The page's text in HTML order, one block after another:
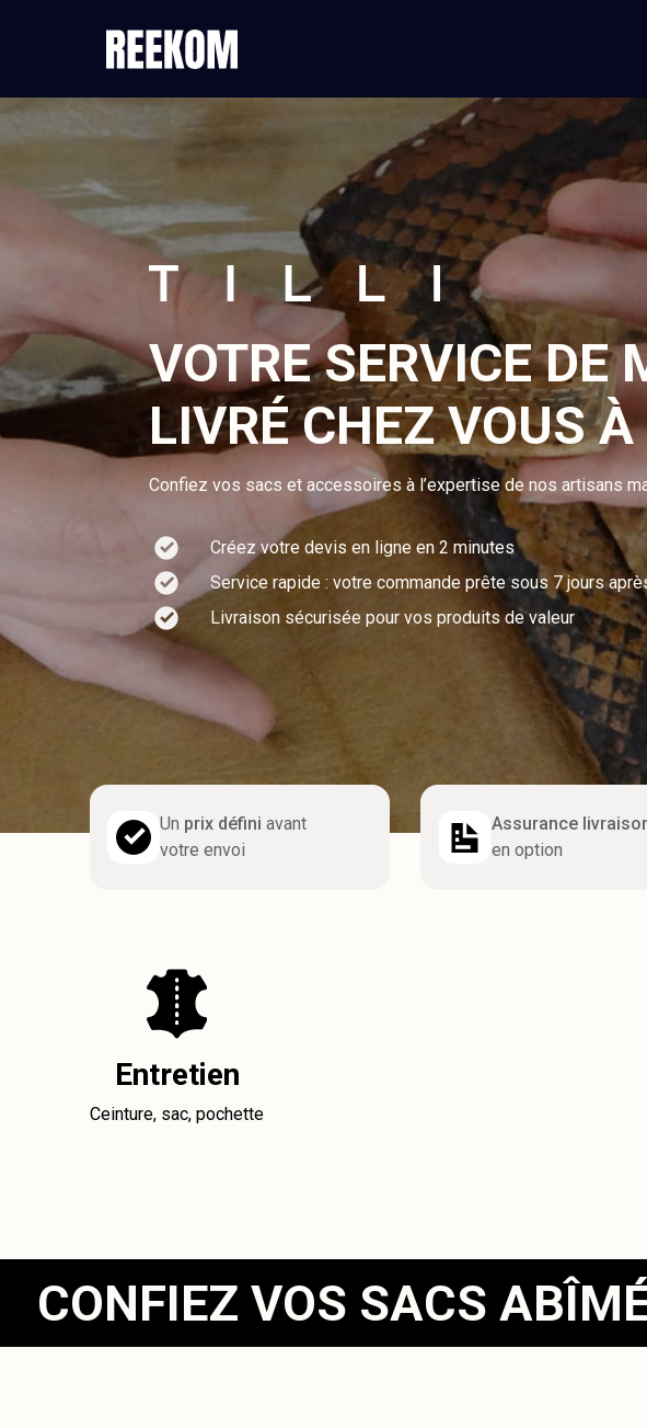
VOTRE SERVICE DE
LIVRÉ CHEZ VOUS
Confiez vos sacs et accessoires à l’expertise de nos artisans
Créez votre devis en ligne en 2 minutes
Service rapide : votre commande prête sous 7 jours
Livraison sécurisée pour vos produits de valeur
Un prix défini avant
votre envoi
Assurance
en option
Entretien
Ceinture, sac, pochette
CONFIEZ VOS SACS